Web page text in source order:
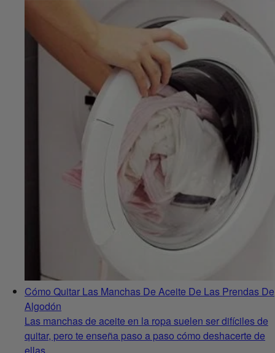
Cómo Quitar Las Manchas De Aceite De Las Prendas De
Algodón
Las manchas de aceite en la ropa suelen ser difíciles de
quitar, pero te enseña paso a paso cómo deshacerte de